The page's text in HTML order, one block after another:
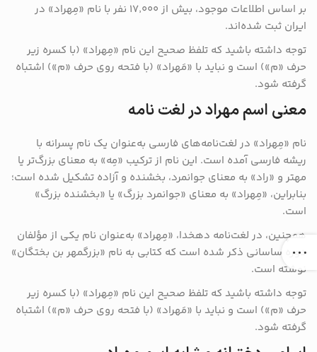
بر اساس اطلاعات موجود، بیش از ۱۷٬۰۰۰ نفر با نام «مِهراد» در
ایران ثبت شده‌اند.
توجه داشته باشید که تلفظ صحیح این نام «مِهراد» (با کسره زیر
حرف «م») است و نباید با «مَهراد» (با فتحه روی حرف «م») اشتباه
گرفته شود.
معنی اسم مهراد در لغت نامه
نام «مِهراد» در لغت‌نامه‌های فارسی به‌عنوان یک نام پسرانه با
ریشه فارسی آمده است. این نام از ترکیب «مِه» به معنای بزرگ‌تر یا
مهتر و «راد» به معنای جوانمرد، بخشنده و آزاده تشکیل شده است؛
بنابراین، «مِهراد» به معنای «جوانمرد بزرگ» یا «بخشنده بزرگ»
است.
همچنین، در لغت‌نامه دهخدا، «مِهراد» به‌عنوان نام یکی از مؤلفان
دوره ساسانی ذکر شده است که کتابی به نام «بزرگمهر بن بختگان»
نوشته است.
توجه داشته باشید که تلفظ صحیح این نام «مِهراد» (با کسره زیر
حرف «م») است و نباید با «مَهراد» (با فتحه روی حرف «م») اشتباه
گرفته شود.